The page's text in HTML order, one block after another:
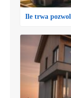
Ile trwa